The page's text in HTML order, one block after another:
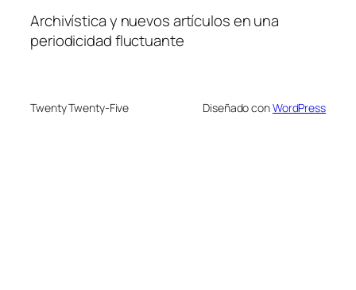
Archivística y nuevos artículos en una
periodicidad fluctuante
Twenty Twenty-Five Diseñado conWordPress